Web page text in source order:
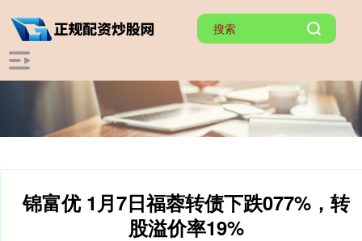
锦富优 1月7日福蓉转债下跌077%，转
股溢价率19%